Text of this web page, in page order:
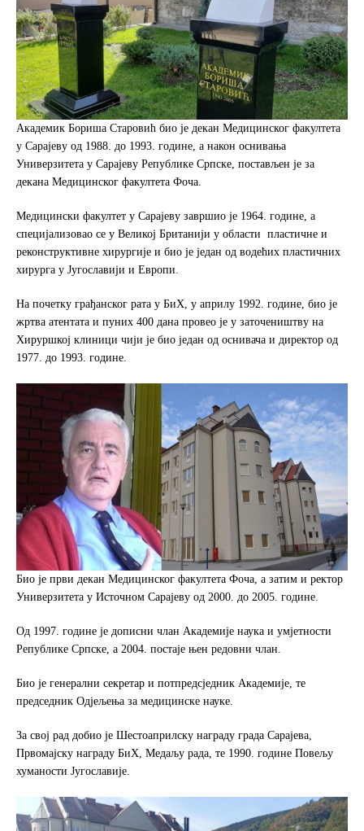
Академик Бориша Старовић био је декан Медицинског факултета
у Сарајеву од 1988. до 1993. године, а након оснивања
Универзитета у Сарајеву Републике Српске, постављен је за
декана Медицинског факултета Фоча.
Медицински факултет у Сарајеву завршио је 1964. године, а
специјализовао се у Великој Британији у области пластичне и
реконструктивне хирургије и био је један од водећих пластичних
хирурга у Југославији и Европи.
На почетку грађанског рата у БиХ, у априлу 1992. године, био је
жртва атентата и пуних 400 дана провео је у заточеништву на
Хируршкој клиници чији је био један од оснивача и директор од
1977. до 1993. године.
Био је први декан Медицинског факултета Фоча, а затим и ректор
Универзитета у Источном Сарајеву од 2000. до 2005. године.
Од 1997. године је дописни члан Академије наука и умјетности
Републике Српске, а 2004. постаје њен редовни члан.
Био је генерални секретар и потпредсједник Академије, те
председник Одјељења за медицинске науке.
За свој рад добио је Шестоаприлску награду града Сарајева,
Првомајску награду БиХ, Медаљу рада, те 1990. године Повељу
хуманости Југославије.